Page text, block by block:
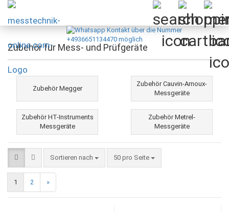
Zubehör für Mess- und Prüfgeräte
Zubehör Megger
Zubehör Cauvin-Arnoux-
Messgeräte
Zubehör HT-Instruments
Messgeräte
Zubehör Metrel-
Messgeräte
Sortieren nach
Sortieren nach 50 pro Seite
pro Seite
1 2 »